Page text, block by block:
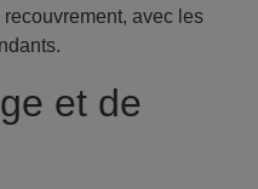
avec les
et de